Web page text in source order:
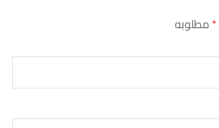
*مطلوبه